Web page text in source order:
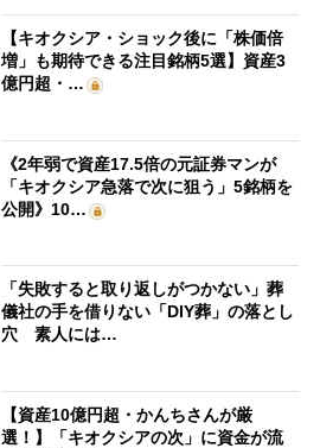
【キオクシア・ショック後に「株価倍
増」も期待できる注目銘柄5選】資産3
億円超・…
《2年弱で資産17.5倍の元証券マンが
「キオクシア急落で次に狙う」5銘柄を
公開》10…
「失敗すると取り返しがつかない」葬
儀社の手を借りない「DIY葬」の落とし
穴 素人には…
【資産10億円超・かんちさんが厳
選！】「キオクシアの次」に資金が流